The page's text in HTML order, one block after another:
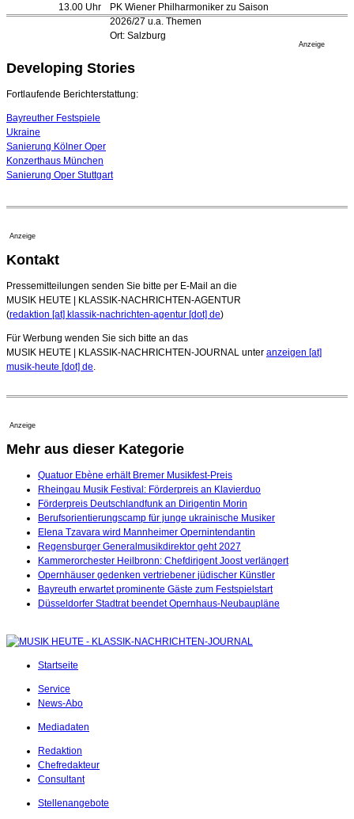
Festspiele
17. Juli 2026 - 18:03 Uhr
16. Juli 2026 - 22:49 Uhr
Quatuor Ebène wird mit Bremer Musikfest-Preis
04. August 2026 - 13:30 Uhr
13.00 Uhr
PK Wiener Philharmoniker zu Saison
2026/27 u.a. Themen
Ort: Salzburg
Anzeige
Developing Stories
Fortlaufende Berichterstattung:
Bayreuther Festspiele
Ukraine
Sanierung Kölner Oper
Konzerthaus München
Sanierung Oper Stuttgart
Anzeige
Kontakt
Pressemitteilungen senden Sie bitte per E-Mail an die
MUSIK HEUTE | KLASSIK-NACHRICHTEN-AGENTUR
(redaktion [at] klassik-nachrichten-agentur [dot] de)
Für Werbung wenden Sie sich bitte an das
MUSIK HEUTE | KLASSIK-NACHRICHTEN-JOURNAL unter anzeigen [at]
musik-heute [dot] de
Anzeige
Mehr aus dieser Kategorie
Quatuor Ebène erhält Bremer Musikfest-Preis
Rheingau Musik Festival: Förderpreis an Klavierduo
Förderpreis Deutschlandfunk an Dirigentin Morin
Berufsorientierungscamp für junge ukrainische Musiker
Elena Tzavara wird Mannheimer Opernintendantin
Regensburger Generalmusikdirektor geht 2027
Kammerorchester Heilbronn: Chefdirigent Joost verlängert
Opernhäuser gedenken vertriebener jüdischer Künstler
Bayreuth erwartet prominente Gäste zum Festspielstart
Düsseldorfer Stadtrat beendet Opernhaus-Neubaupläne
Startseite
Service
News-Abo
Mediadaten
Redaktion
Chefredakteur
Consultant
Stellenangebote